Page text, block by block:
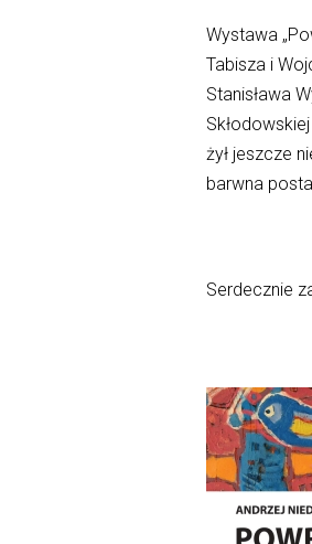
Wystawa
Tabisza i
Stanisława
żył jeszcze
barwna
Serdecznie